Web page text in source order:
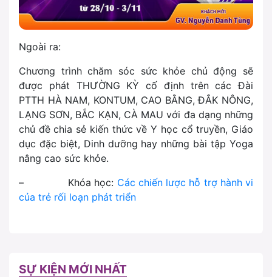
Ngoài ra:
Chương trình chăm sóc sức khỏe chủ động sẽ
được phát THƯỜNG KỲ cố định trên các Đài
PTTH HÀ NAM, KONTUM, CAO BẰNG, ĐẮK NÔNG,
LẠNG SƠN, BẮC KẠN, CÀ MAU với đa dạng những
chủ đề chia sẻ kiến thức về Y học cổ truyền, Giáo
dục đặc biệt, Dinh dưỡng hay những bài tập Yoga
nâng cao sức khỏe.
– Khóa học: Các chiến lược hỗ trợ hành vi
của trẻ rối loạn phát triển
SỰ KIỆN MỚI NHẤT